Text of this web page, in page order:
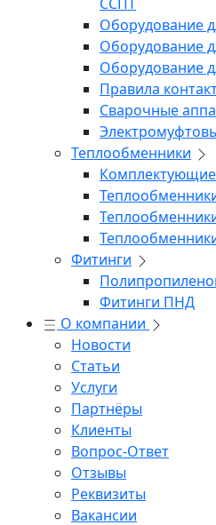
Оборудование
Оборудование
Оборудование
Правила
Сварочные
Теплообменники
Фитинги
Фитинги ПНД
О компании
Новости
Статьи
Услуги
Партнёры
Клиенты
Вопрос-Ответ
Отзывы
Реквизиты
Вакансии